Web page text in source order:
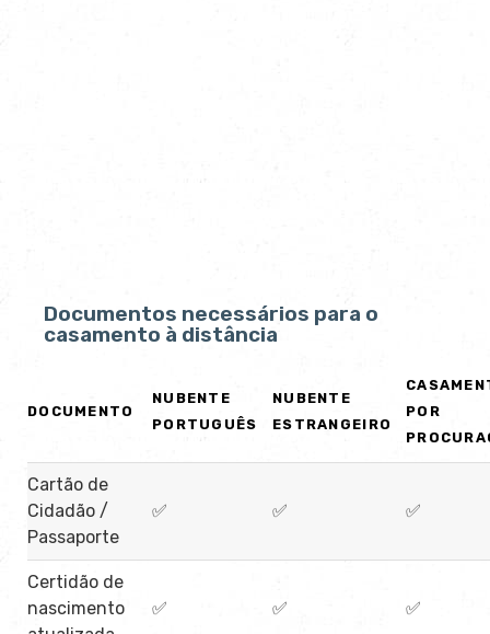
Documentos necessários para o
casamento à distância
DOCUMENTO
NUBENTE
PORTUGUÊS
NUBENTE
ESTRANGEIRO
POR
Cartão de
Cidadão /
Passaporte
✅ ✅ ✅
Certidão de
nascimento
✅ ✅ ✅